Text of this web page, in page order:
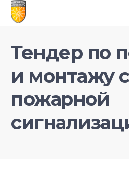
Тендер по
и монтажу
пожарной